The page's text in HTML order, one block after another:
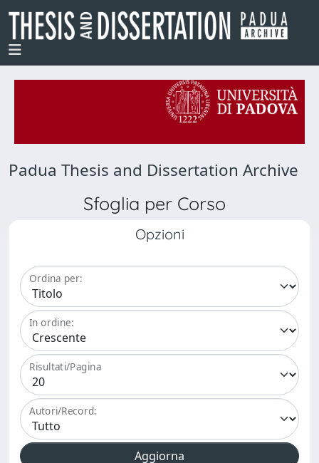
Padua Thesis and Dissertation Archive
Sfoglia per Corso
Opzioni
Ordina per:
In ordine:
Risultati/Pagina
Autori/Record: